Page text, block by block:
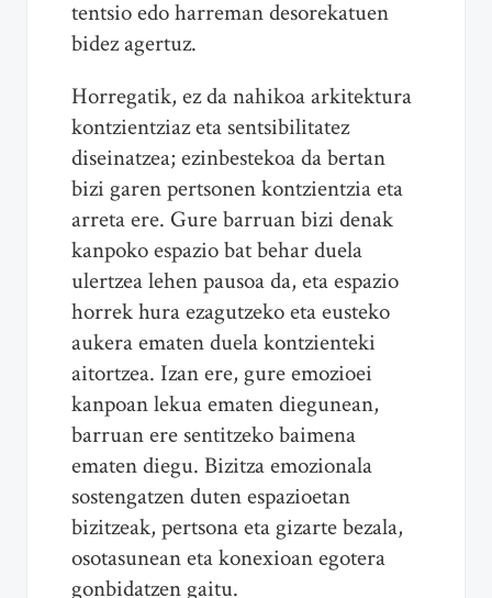
tentsio edo harreman desorekatuen
bidez agertuz.
Horregatik, ez da nahikoa arkitektura
kontzientziaz eta sentsibilitatez
diseinatzea; ezinbestekoa da bertan
bizi garen pertsonen kontzientzia eta
arreta ere. Gure barruan bizi denak
kanpoko espazio bat behar duela
ulertzea lehen pausoa da, eta espazio
horrek hura ezagutzeko eta eusteko
aukera ematen duela kontzienteki
aitortzea. Izan ere, gure emozioei
kanpoan lekua ematen diegunean,
barruan ere sentitzeko baimena
ematen diegu. Bizitza emozionala
sostengatzen duten espazioetan
bizitzeak, pertsona eta gizarte bezala,
osotasunean eta konexioan egotera
gonbidatzen gaitu.